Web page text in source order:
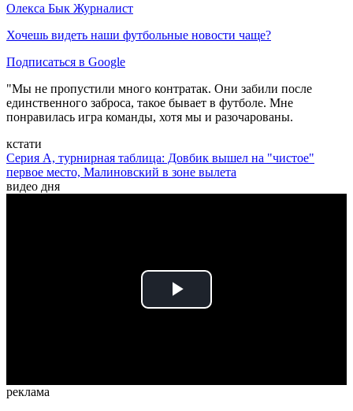
Олекса Бык Журналист
Хочешь видеть наши футбольные новости чаще?
Подписаться в Google
"Мы не пропустили много контратак. Они забили после
единственного заброса, такое бывает в футболе. Мне
понравилась игра команды, хотя мы и разочарованы.
кстати
Серия А, турнирная таблица: Довбик вышел на "чистое"
первое место, Малиновский в зоне вылета
видео дня
Play
реклама